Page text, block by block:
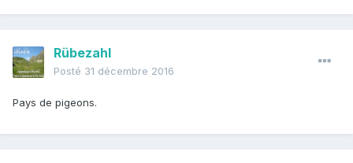
Rübezahl
Posté 31 décembre 2016
Pays de pigeons.